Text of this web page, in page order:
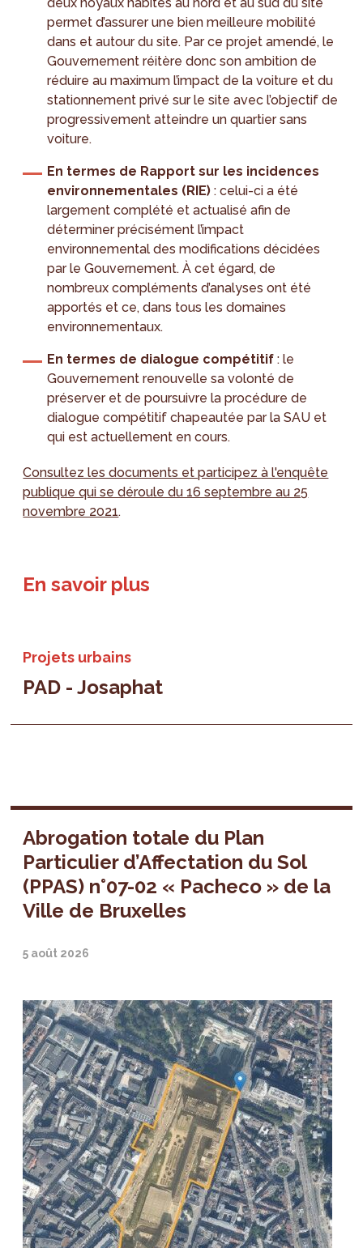
deux noyaux habités au nord et au sud du site
permet d’assurer une bien meilleure mobilité
dans et autour du site. Par ce projet amendé, le
Gouvernement réitère donc son ambition de
réduire au maximum l’impact de la voiture et du
stationnement privé sur le site avec l’objectif de
progressivement atteindre un quartier sans
voiture.
En termes de Rapport sur les incidences
environnementales (RIE) : celui-ci a été
largement complété et actualisé afin de
déterminer précisément l’impact
environnemental des modifications décidées
par le Gouvernement. À cet égard, de
nombreux compléments d’analyses ont été
apportés et ce, dans tous les domaines
environnementaux.
En termes de dialogue compétitif : le
Gouvernement renouvelle sa volonté de
préserver et de poursuivre la procédure de
dialogue compétitif chapeautée par la SAU et
qui est actuellement en cours.
Consultez les documents et participez à l'enquête
publique qui se déroule du 16 septembre au 25
novembre 2021.
En savoir plus
Projets urbains
PAD - Josaphat
Abrogation totale du Plan
Particulier d’Affectation du Sol
(PPAS) n°07-02 « Pacheco » de la
Ville de Bruxelles
5 août 2026